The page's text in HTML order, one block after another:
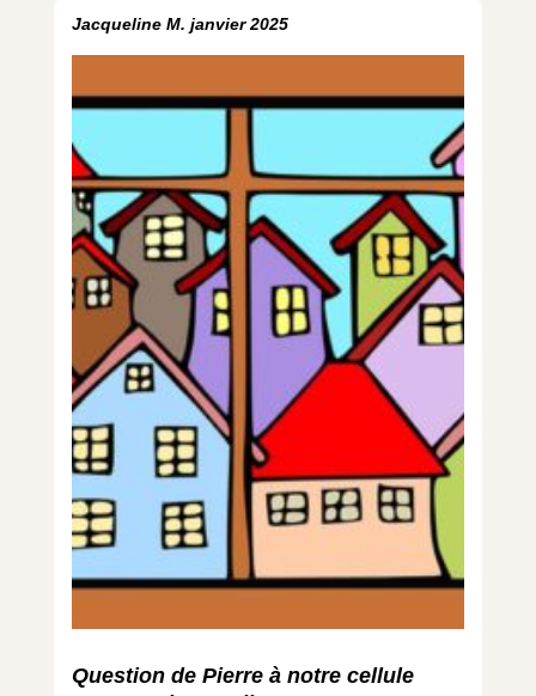
Jacqueline M. janvier 2025
Question de Pierre à notre cellule